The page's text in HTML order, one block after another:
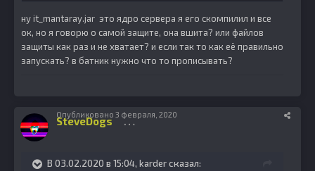
ну it_mantaray.jar это ядро сервера я его скомпилил и все
ок, но я говорю о самой защите, она вшита? или файлов
защиты как раз и не хватает? и если так то как её правильно
запускать? в батник нужно что то прописывать?
SteveDogs 1086
Опубликовано 3 февраля, 2020
В 03.02.2020 в 15:04, karderсказал: